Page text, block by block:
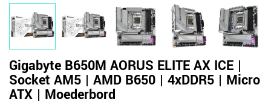
Gigabyte B650M AORUS ELITE AX ICE |
Socket AM5 | AMD B650 | 4xDDR5 | Micro
ATX | Moederbord